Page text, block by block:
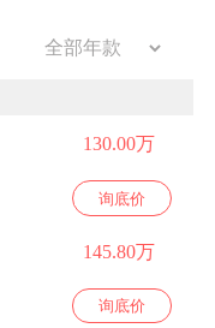
130.00万
询底价
145.80万
询底价